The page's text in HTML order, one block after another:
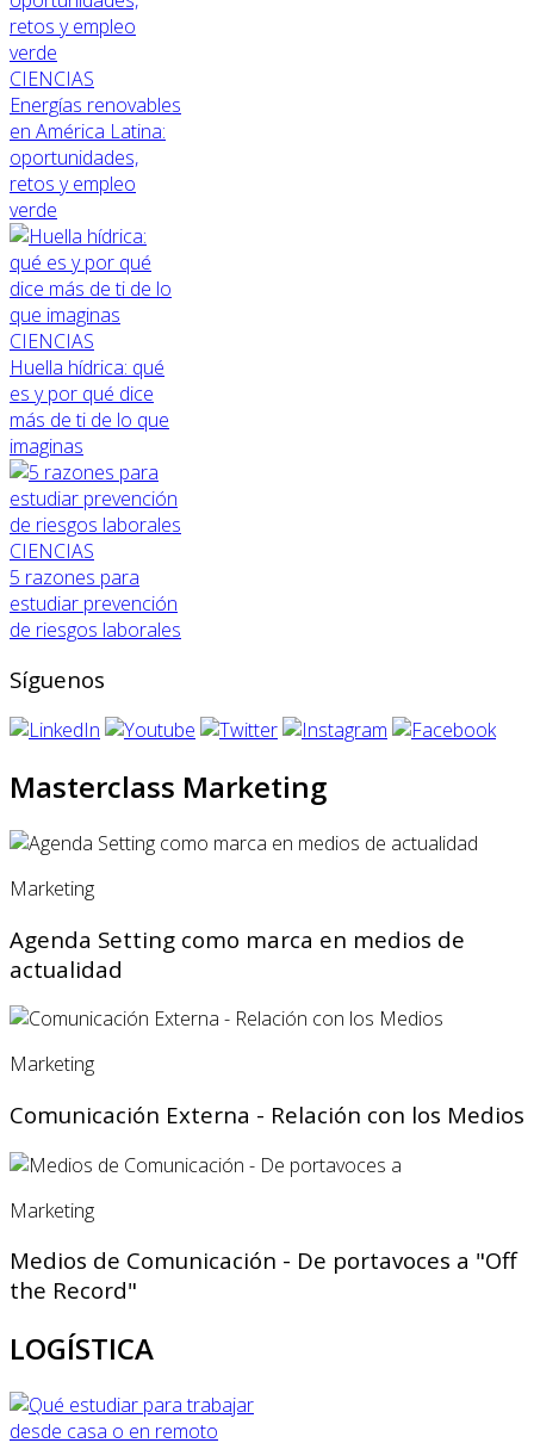
CIENCIAS
Energías renovables
en América Latina:
oportunidades,
retos y empleo
verde
CIENCIAS
Huella hídrica: qué
es y por qué dice
más de ti de lo que
imaginas
CIENCIAS
5 razones para
estudiar prevención
de riesgos laborales
Síguenos
Masterclass Marketing
Marketing
Agenda Setting como marca en medios de
actualidad
Marketing
Comunicación Externa - Relación con los Medios
Marketing
Medios de Comunicación - De portavoces a "Off
the Record"
LOGÍSTICA